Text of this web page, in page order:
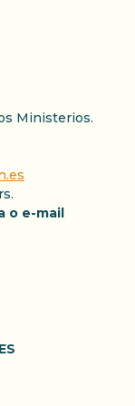
Ministerios.
o e-mail